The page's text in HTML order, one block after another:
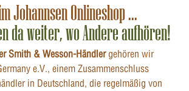
Johannsen Onlineshop ...
da weiter, wo Andere aufhören!
Smith & Wesson-Händlergehören wir
e.V., einem Zusammenschluss
in Deutschland, die regelmäßig von